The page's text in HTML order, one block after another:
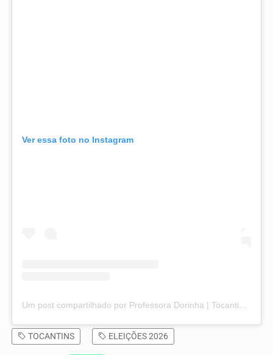
Ver essa foto no Instagram
Um post compartilhado por Professora Dorinha | Tocantins (@profdorinha)
TOCANTINS ELEIÇÕES 2026